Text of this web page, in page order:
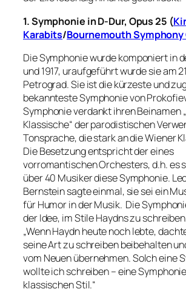
1. Symphonie in D-Dur, Opus 25 (
Karabits/Bournemouth
Die Symphonie wurde komponiert in
und 1917, uraufgeführt wurde sie am
Petrograd. Sie ist die kürzeste und
bekannteste Symphonie von
Symphonie verdankt ihren Beinamen
Klassische“ der parodistischen
Tonsprache, die stark an die Wiener
Die Besetzung entspricht der eines
vorromantischen Orchesters, d.h. es
über 40 Musiker diese Symphonie.
Bernstein sagte einmal, sie sei ein
für Humor in der Musik. Die
der Idee, im Stile Haydns zu
„Wenn Haydn heute noch lebte,
seine Art zu schreiben beibehalten
vom Neuen übernehmen. Solch eine
wollte ich schreiben – eine
klassischen Stil.“